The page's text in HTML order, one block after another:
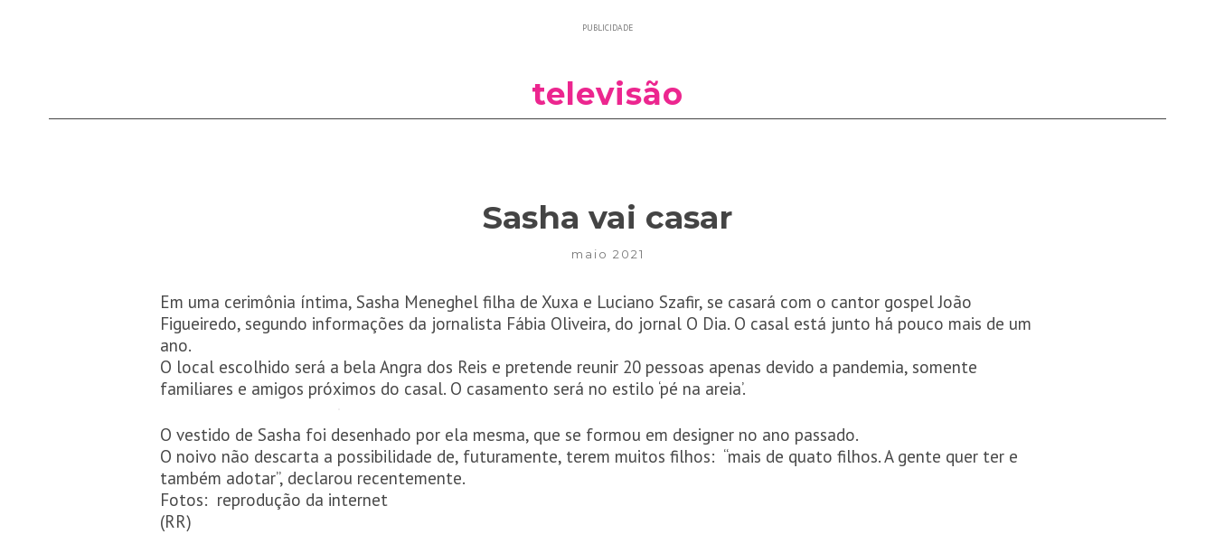
PUBLICIDADE
televisão
Sasha vai casar
maio 2021
Em uma cerimônia íntima, Sasha Meneghel filha de Xuxa e Luciano Szafir, se casará com o cantor gospel João
Figueiredo, segundo informações da jornalista Fábia Oliveira, do jornal O Dia. O casal está junto há pouco mais de um
ano.
O local escolhido será a bela Angra dos Reis e pretende reunir 20 pessoas apenas devido a pandemia, somente
familiares e amigos próximos do casal. O casamento será no estilo ‘pé na areia’.
O vestido de Sasha foi desenhado por ela mesma, que se formou em designer no ano passado.
O noivo não descarta a possibilidade de, futuramente, terem muitos filhos: “mais de quato filhos. A gente quer ter e
também adotar”, declarou recentemente.
Fotos: reprodução da internet
(RR)